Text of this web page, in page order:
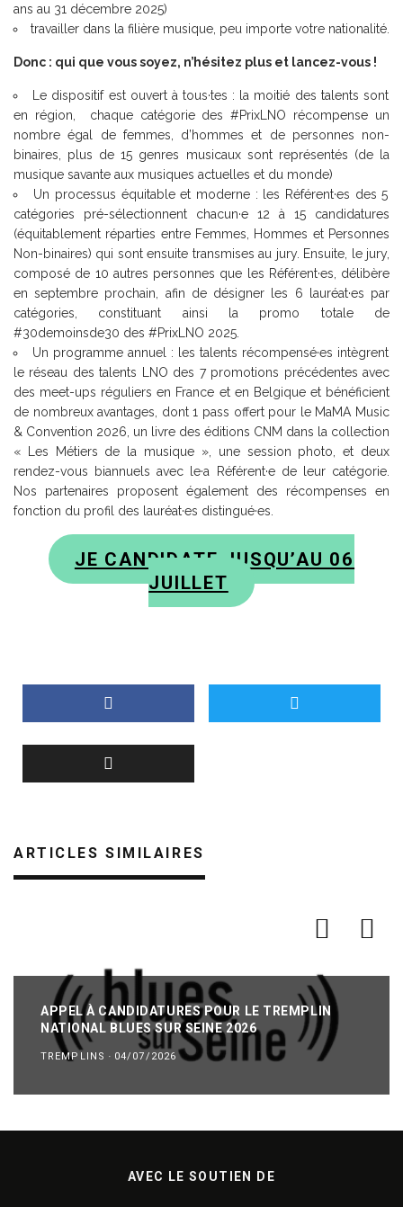
ans au 31 décembre 2025)
travailler dans la filière musique, peu importe votre nationalité.
Donc : qui que vous soyez, n’hésitez plus et lancez-vous !
Le dispositif est ouvert à tous·tes : la moitié des talents sont
en région, chaque catégorie des #PrixLNO récompense un
nombre égal de femmes, d’hommes et de personnes non-
binaires, plus de 15 genres musicaux sont représentés (de la
musique savante aux musiques actuelles et du monde)
Un processus équitable et moderne : les Référent·es des 5
catégories pré-sélectionnent chacun·e 12 à 15 candidatures
(équitablement réparties entre Femmes, Hommes et Personnes
Non-binaires) qui sont ensuite transmises au jury. Ensuite, le jury,
composé de 10 autres personnes que les Référent·es, délibère
en septembre prochain, afin de désigner les 6 lauréat·es par
catégories, constituant ainsi la promo totale de
#30demoinsde30 des #PrixLNO 2025.
Un programme annuel : les talents récompensé·es intègrent
le réseau des talents LNO des 7 promotions précédentes avec
des meet-ups réguliers en France et en Belgique et bénéficient
de nombreux avantages, dont 1 pass offert pour le MaMA Music
& Convention 2026, un livre des éditions CNM dans la collection
« Les Métiers de la musique », une session photo, et deux
rendez-vous biannuels avec le·a Référent·e de leur catégorie.
Nos partenaires proposent également des récompenses en
fonction du profil des lauréat·es distingué·es.
JE CANDIDATE JUSQU’AU 06
JUILLET
ARTICLES SIMILAIRES
APPEL À CANDIDATURES POUR LE TREMPLIN
NATIONAL BLUES SUR SEINE 2026
TREMPLINS · 04/07/2026
AVEC LE SOUTIEN DE